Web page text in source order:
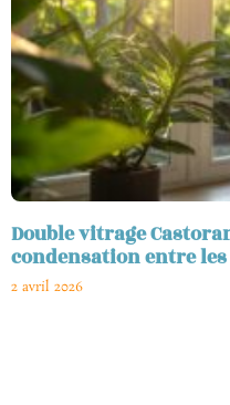
Double vitrage
condensation entre
2 avril 2026